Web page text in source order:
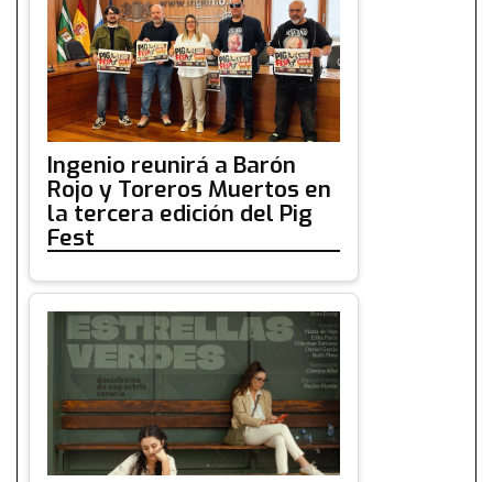
Ingenio reunirá a Barón
Rojo y Toreros Muertos en
la tercera edición del Pig
Fest